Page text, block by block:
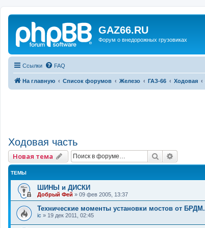
GAZ66.RU
Форум о внедорожных грузовиках
Ссылки FAQ
На главную Список форумов Железо ГАЗ-66 Ходовая
Ходовая часть
Новая тема Поиск
ТЕМЫ
ШИНЫ и ДИСКИ
Добрый Фей » 09 фев 2005, 13:37
Технические моменты установки мостов от БРДМ.
ic » 19 дек 2011, 02:45